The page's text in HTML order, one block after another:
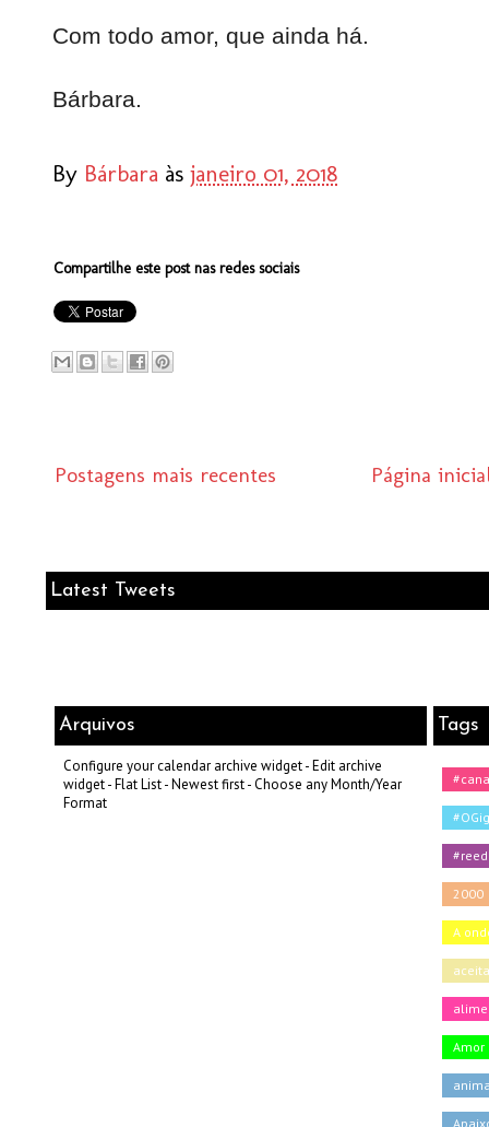
Com todo amor, que ainda há.
Bárbara.
By Bárbara às janeiro 01, 2018
Compartilhe este post nas redes sociais
Postagens mais recentes Página
Latest Tweets
Arquivos
Configure your calendar archive widget - Edit archive
widget - Flat List - Newest first - Choose any Month/Year
Format
Tags
2000
A
Amor